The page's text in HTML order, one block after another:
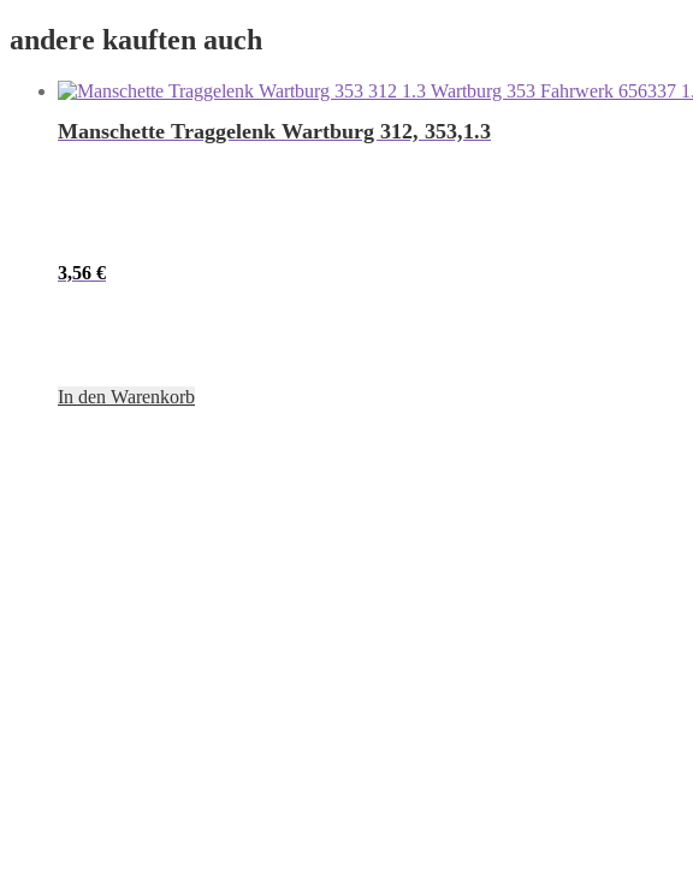
andere kauften auch
Manschette Traggelenk Wartburg 312, 353,1.3
3,56 €
In den Warenkorb